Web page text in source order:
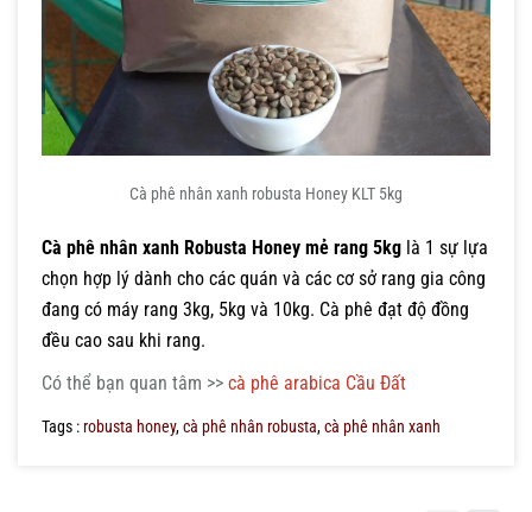
Cà phê nhân xanh robusta Honey KLT 5kg
Cà phê nhân xanh Robusta Honey mẻ rang 5kg là 1 sự lựa
chọn hợp lý dành cho các quán và các cơ sở rang gia công
đang có máy rang 3kg, 5kg và 10kg. Cà phê đạt độ đồng
đều cao sau khi rang.
Có thể bạn quan tâm >> cà phê arabica Cầu Đất
Tags :robusta honey,cà phê nhân robusta,cà phê nhân xanh